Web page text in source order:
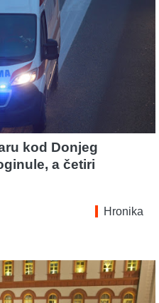
kod Donjeg
a četiri
Hronika